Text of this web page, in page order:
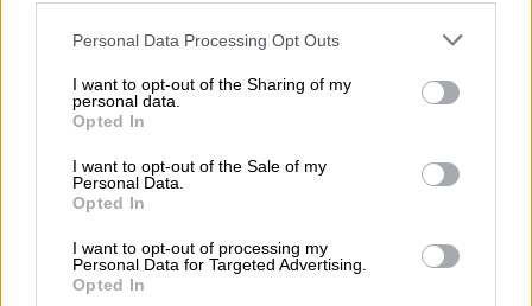
Please note that this website/app uses one or more Google
not limited to your visit or usage behaviour. You may click to
grant or deny consent to Google and its third-party tags to
use your data for below specified purposes in below Google
consent section.
Personal Data Processing Opt Outs
I want to opt-out of the Sharing of my
personal data.
Opted In
I want to opt-out of the Sale of my
Personal Data.
Opted In
I want to opt-out of processing my
Personal Data for Targeted Advertising.
Opted In
μείωσαν την εισροή φαιντανύλης στη
χώρα μας κατά 30%
χρησιμοποίησα ως ποινή κατά χωρών που
έστελναν παράνομα αυτό το δηλητήριο στη
χώρα μας για να δηλητηριάσουν τους νέους
μας, όλοι αυτοί οι δασμοί παραμένουν.
Θα στραφώ σε άλλες εναλλακτικές λύσεις